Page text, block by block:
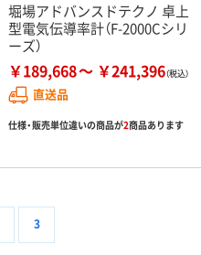
堀場アドバンスドテクノ 卓上
型電気伝導率計（F-2000Cシリ
ーズ）
￥189,668 ￥241,396
直送品
仕様・販売単位違いの商品が2商品あります
3